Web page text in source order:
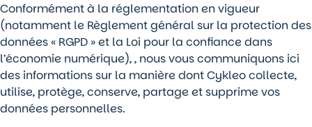
Conformément à la réglementation en vigueur
(notamment le Règlement général sur la protection des
données « RGPD » et la Loi pour la confiance dans
l’économie numérique), , nous vous communiquons ici
des informations sur la manière dont Cykleo collecte,
utilise, protège, conserve, partage et supprime vos
données personnelles.